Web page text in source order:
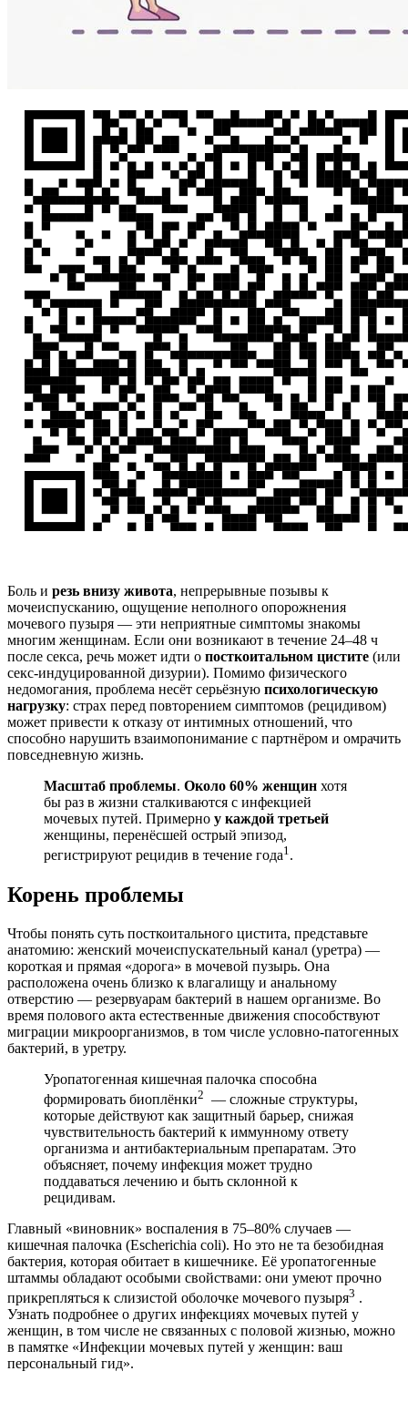
Боль и резь внизу живота, непрерывные позывы к
мочеиспусканию, ощущение неполного опорожнения
мочевого пузыря — эти неприятные симптомы знакомы
многим женщинам. Если они возникают в течение 24–48 ч
после секса, речь может идти о посткоитальном цистите (или
секс-индуцированной дизурии). Помимо физического
недомогания, проблема несёт серьёзную психологическую
нагрузку: страх перед повторением симптомов (рецидивом)
может привести к отказу от интимных отношений, что
способно нарушить взаимопонимание с партнёром и омрачить
повседневную жизнь.
Масштаб проблемы. Около 60% женщин хотя
бы раз в жизни сталкиваются с инфекцией
мочевых путей. Примерно у каждой третьей
женщины, перенёсшей острый эпизод,
регистрируют рецидив в течение года1.
Корень проблемы
Чтобы понять суть посткоитального цистита, представьте
анатомию: женский мочеиспускательный канал (уретра) —
короткая и прямая «дорога» в мочевой пузырь. Она
расположена очень близко к влагалищу и анальному
отверстию — резервуарам бактерий в нашем организме. Во
время полового акта естественные движения способствуют
миграции микроорганизмов, в том числе условно-патогенных
бактерий, в уретру.
Уропатогенная кишечная палочка способна
формировать биоплёнки2 — сложные структуры,
которые действуют как защитный барьер, снижая
чувствительность бактерий к иммунному ответу
организма и антибактериальным препаратам. Это
объясняет, почему инфекция может трудно
поддаваться лечению и быть склонной к
рецидивам.
Главный «виновник» воспаления в 75–80% случаев —
кишечная палочка (Escherichia coli). Но это не та безобидная
бактерия, которая обитает в кишечнике. Её уропатогенные
штаммы обладают особыми свойствами: они умеют прочно
прикрепляться к слизистой оболочке мочевого пузыря3 .
Узнать подробнее о других инфекциях мочевых путей у
женщин, в том числе не связанных с половой жизнью, можно
в памятке «Инфекции мочевых путей у женщин: ваш
персональный гид».